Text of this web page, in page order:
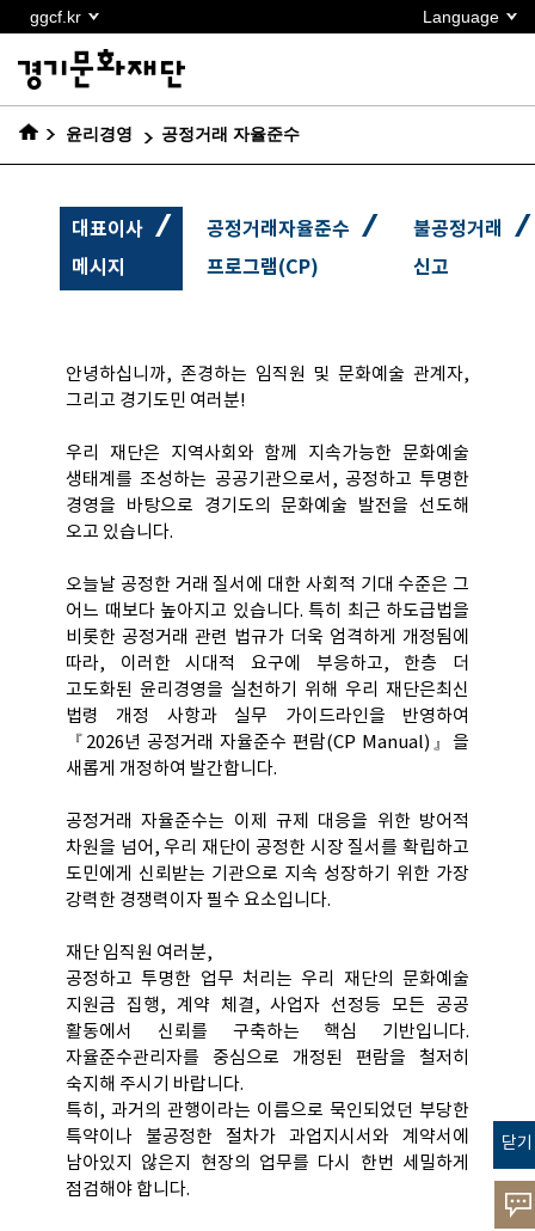
바로가기
ggcf.kr Language
닫기
고객
윤리경영 공정거래 자율준수
대표이사
메시지
/
공정거래자율준수
프로그램(CP)
/
불공정거래
신고
/
안녕하십니까, 존경하는 임직원 및 문화예술 관계자,
그리고 경기도민 여러분!
우리 재단은 지역사회와 함께 지속가능한 문화예술
생태계를 조성하는 공공기관으로서, 공정하고 투명한
경영을 바탕으로 경기도의 문화예술 발전을 선도해
오고 있습니다.
오늘날 공정한 거래 질서에 대한 사회적 기대 수준은 그
어느 때보다 높아지고 있습니다. 특히 최근 하도급법을
비롯한 공정거래 관련 법규가 더욱 엄격하게 개정됨에
따라, 이러한 시대적 요구에 부응하고, 한층 더
고도화된 윤리경영을 실천하기 위해 우리 재단은최신
법령 개정 사항과 실무 가이드라인을 반영하여
『2026년 공정거래 자율준수 편람(CP Manual)』을
새롭게 개정하여 발간합니다.
공정거래 자율준수는 이제 규제 대응을 위한 방어적
차원을 넘어, 우리 재단이 공정한 시장 질서를 확립하고
도민에게 신뢰받는 기관으로 지속 성장하기 위한 가장
강력한 경쟁력이자 필수 요소입니다.
재단 임직원 여러분,
공정하고 투명한 업무 처리는 우리 재단의 문화예술
지원금 집행, 계약 체결, 사업자 선정등 모든 공공
활동에서 신뢰를 구축하는 핵심 기반입니다.
자율준수관리자를 중심으로 개정된 편람을 철저히
숙지해 주시기 바랍니다.
특히, 과거의 관행이라는 이름으로 묵인되었던 부당한
특약이나 불공정한 절차가 과업지시서와 계약서에
남아있지 않은지 현장의 업무를 다시 한번 세밀하게
점검해야 합니다.